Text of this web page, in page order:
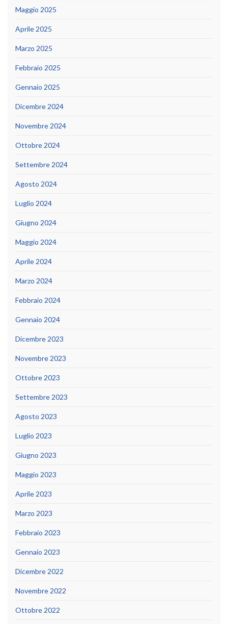
Maggio 2025
Aprile 2025
Marzo 2025
Febbraio 2025
Gennaio 2025
Dicembre 2024
Novembre 2024
Ottobre 2024
Settembre 2024
Agosto 2024
Luglio 2024
Giugno 2024
Maggio 2024
Aprile 2024
Marzo 2024
Febbraio 2024
Gennaio 2024
Dicembre 2023
Novembre 2023
Ottobre 2023
Settembre 2023
Agosto 2023
Luglio 2023
Giugno 2023
Maggio 2023
Aprile 2023
Marzo 2023
Febbraio 2023
Gennaio 2023
Dicembre 2022
Novembre 2022
Ottobre 2022